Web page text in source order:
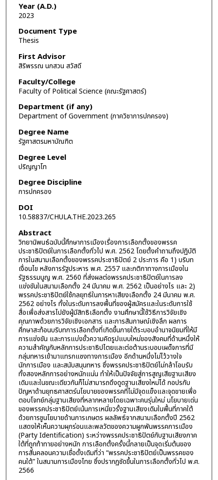
Year (A.D.)
2023
Document Type
Thesis
First Advisor
สิริพรรณ นกสวน สวัสดี
Faculty/College
Faculty of Political Science (คณะรัฐศาสตร์)
Department (if any)
Department of Government (ภาควิชาการปกครอง)
Degree Name
รัฐศาสตรมหาบัณฑิต
Degree Level
ปริญญาโท
Degree Discipline
การปกครอง
DOI
10.58837/CHULA.THE.2023.265
Abstract
วิทยานิพนธ์ฉบับนี้ศึกษาการเมืองเรื่องการเลือกตั้งของพรรค
ประชาธิปัตย์ในการเลือกตั้งทั่วไป พ.ศ. 2562 โดยตั้งคำถามถึงปฏิบัติ
การในสนามเลือกตั้งของพรรคประชาธิปัตย์ 2 ประการ คือ 1) บริบท
เงื่อนไข หลังการรัฐประหาร พ.ศ. 2557 และกติกาทางการเมืองใน
รัฐธรรมนูญ พ.ศ. 2560 ที่ส่งผลต่อพรรคประชาธิปัตย์ในการลง
แข่งขันในสนามเลือกตั้ง 24 มีนาคม พ.ศ. 2562 เป็นอย่างไร และ 2)
พรรคประชาธิปัตย์ใช้กลยุทธ์ในการหาเสียงเลือกตั้ง 24 มีนาคม พ.ศ.
2562 อย่างไร ทั้งในระดับการลงพื้นที่ของผู้สมัครและในระดับการใช้
สื่อเพื่อส่งสารไปยังผู้มีสิทธิเลือกตั้ง งานศึกษานี้ใช้วิธีการวิจัยเชิง
คุณภาพด้วยการวิจัยเชิงเอกสาร และการสัมภาษณ์เชิงลึก ผลการ
ศึกษาสะท้อนบริบทการเลือกตั้งที่เกิดขึ้นภายใต้ระบอบอำนาจนิยมที่ให้มี
การแข่งขัน และการแบ่งขั้วความคิดรูปแบบใหม่ของสังคมที่ด้านหนึ่งให้
ความสำคัญกับหลักการประชาธิปไตยและต่อต้านระบอบเผด็จการที่มี
กลุ่มทหารเข้ามาแทรกแซงทางการเมือง อีกด้านหนึ่งไม่ไว้วางใจ
นักการเมือง และสนับสนุนทหาร ซึ่งพรรคประชาธิปัตย์ไม่กล้าโอบรับ
ทั้งสองหลักการอย่างหนักแน่น ทำให้เป็นปัจจัยสู่การสูญเสียฐานเสียง
เดิมและในขณะเดียวกันก็ไม่สามารถดึงดูดฐานเสียงใหม่ได้ กอปรกับ
ปัญหาด้านยุทธศาสตร์นโยบายของพรรคที่ไม่มีจุดแข็งและจุดขายเพื่อ
ตอบโจทย์กลุ่มฐานเสียงที่หลากหลายโดยเฉพาะคนรุ่นใหม่ นโยบายเด่น
ของพรรคประชาธิปัตย์เน้นการเหนี่ยวรั้งฐานเสียงเดิมในพื้นที่ภาคใต้
ด้วยการชูนโยบายด้านการเกษตร ผลลัพธ์จากสนามเลือกตั้งปี 2562
แสดงให้เห็นความผุกร่อนและพลวัตของความผูกพันพรรคการเมือง
(Party Identification) ระหว่างพรรคประชาธิปัตย์กับฐานเสียงภาค
ใต้ที่ถูกท้าทายอย่างหนัก การเลือกตั้งครั้งนี้กลายเป็นจุดเริ่มต้นของ
การสั่นคลอนความเชื่อดั้งเดิมที่ว่า “พรรคประชาธิปัตย์เป็นพรรคของ
คนใต้” ในสนามการเมืองไทย ซึ่งปรากฏชัดขึ้นในการเลือกตั้งทั่วไป พ.ศ.
2566